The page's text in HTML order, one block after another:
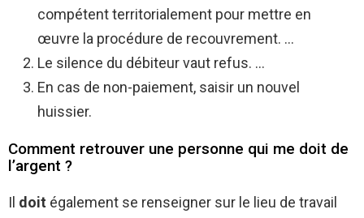
compétent territorialement pour mettre en
œuvre la procédure de recouvrement. …
Le silence du débiteur vaut refus. …
En cas de non-paiement, saisir un nouvel
huissier.
Comment retrouver une personne qui me doit de
l’argent ?
Il doit également se renseigner sur le lieu de travail